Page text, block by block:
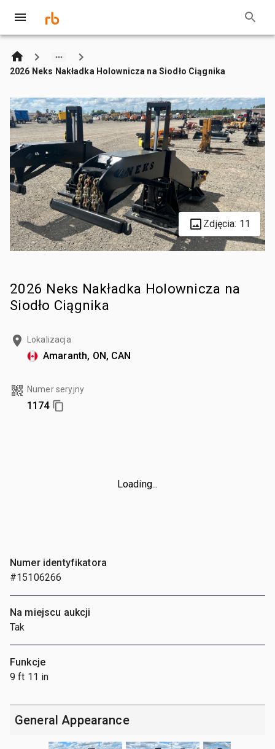
2026 Neks Nakładka Holownicza na Siodło Ciągnika
Zdjęcia: 11
2026 Neks Nakładka Holownicza na
Siodło Ciągnika
Lokalizacja
Amaranth, ON, CAN
Numer seryjny
1174
Loading...
Numer identyfikatora
#15106266
Na miejscu aukcji
Tak
Funkcje
9 ft 11 in
General Appearance